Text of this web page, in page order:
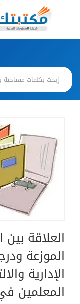
العلاقة
الموزعة
الإدارية
المعلمين